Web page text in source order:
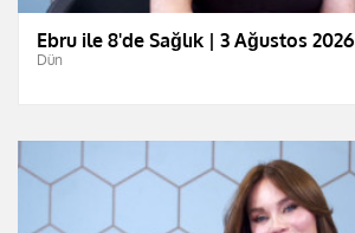
Ebru ile 8'de Sağlık | 3 Ağustos 2026
Dün